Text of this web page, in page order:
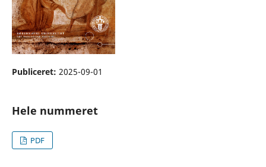
Publiceret: 2025-09-01
Hele nummeret
PDF